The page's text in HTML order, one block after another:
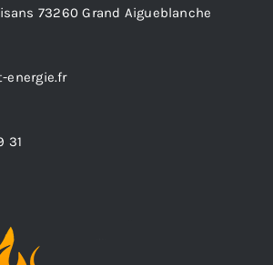
73260 Grand Aigueblanche
energie.fr
31